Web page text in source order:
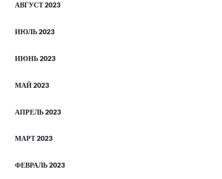
АВГУСТ 2023
ИЮЛЬ 2023
ИЮНЬ 2023
МАЙ 2023
АПРЕЛЬ 2023
МАРТ 2023
ФЕВРАЛЬ 2023